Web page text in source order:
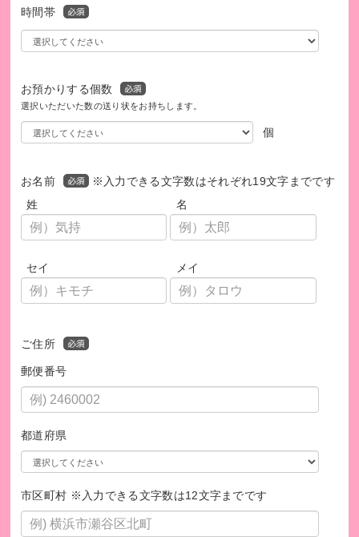
えた安心・安全な訪問のための仕組みがあります。
パパ・ママの悩みや困りごとに耳を傾け、親子に寄り添うこ
この支援をより多くの市や町に広げていくために、みなさま
の応援をお願いいたします。
時間帯
お預かりする個数
選択いただいた数の送り状をお持ちします。
個
お名前
※入力できる文字数はそれぞれ19文字までです
姓
名
セイ メイ
ご住所
郵便番号
都道府県
市区町村 ※入力できる文字数は12文字までです